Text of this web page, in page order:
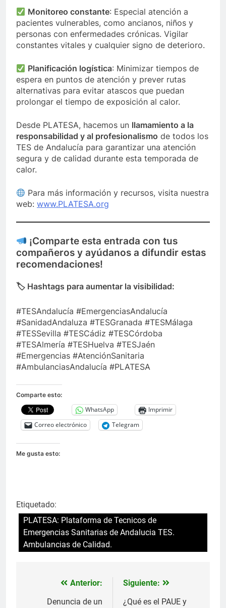
Monitoreo constante: Especial atención a
pacientes vulnerables, como ancianos, niños y
personas con enfermedades crónicas. Vigilar
constantes vitales y cualquier signo de deterioro.
Planificación logística: Minimizar tiempos de
espera en puntos de atención y prever rutas
alternativas para evitar atascos que puedan
prolongar el tiempo de exposición al calor.
Desde PLATESA, hacemos un llamamiento a la
responsabilidad y al profesionalismo de todos los
TES de Andalucía para garantizar una atención
segura y de calidad durante esta temporada de
calor.
Para más información y recursos, visita nuestra
web: www.PLATESA.org
¡Comparte esta entrada con tus
compañeros y ayúdanos a difundir estas
recomendaciones!
🏷 Hashtags para aumentar la visibilidad:
#TESAndalucía #EmergenciasAndalucía
#SanidadAndaluza #TESGranada #TESMálaga
#TESSevilla #TESCádiz #TESCórdoba
#TESAlmería #TESHuelva #TESJaén
#Emergencias #AtenciónSanitaria
#AmbulanciasAndalucía #PLATESA
Comparte esto:
WhatsApp
Imprimir
Correo electrónico
Telegram
Me gusta esto:
Etiquetado:
PLATESA: Plataforma de Tecnicos de
Emergencias Sanitarias de Andalucia TES.
Ambulancias de Calidad.
Navegación
Anterior:
Denuncia de un
Siguiente:
¿Qué es el PAUE y